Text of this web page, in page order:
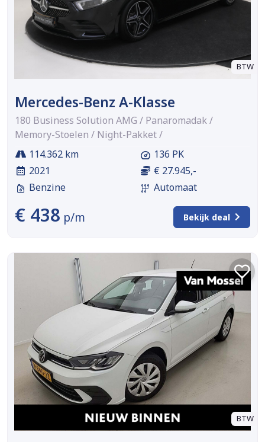
BTW
Mercedes-Benz A-Klasse
180 Business Solution AMG / Panaromadak /
Memory-Stoelen / Night-Pakket /
114.362 km
2021
Benzine
136 PK
€ 27.945,-
Automaat
€ 438 p/m Bekijk deal
BTW